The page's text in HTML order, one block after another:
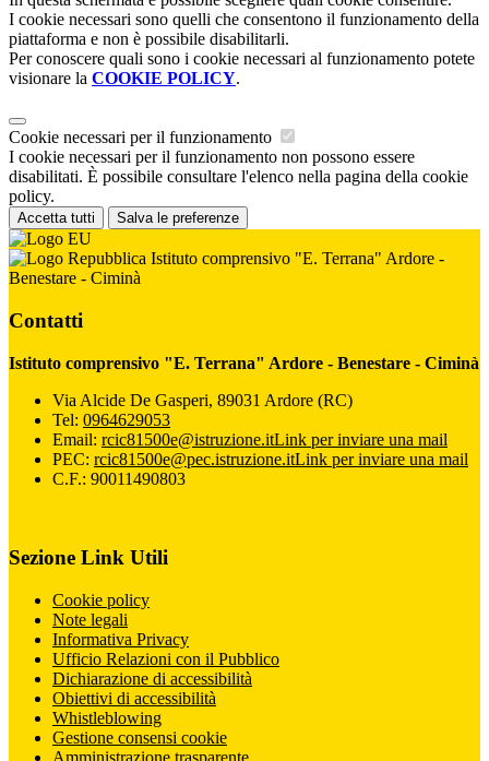
I cookie necessari sono quelli che consentono il funzionamento della
piattaforma e non è possibile disabilitarli.
Per conoscere quali sono i cookie necessari al funzionamento potete
visionare la COOKIE POLICY.
Cookie necessari per il funzionamento
I cookie necessari per il funzionamento non possono essere
disabilitati. È possibile consultare l'elenco nella pagina della cookie
policy.
Accetta tutti Salva le preferenze
Istituto comprensivo "E. Terrana" Ardore -
Benestare - Ciminà
Contatti
Istituto comprensivo "E. Terrana" Ardore - Benestare - Ciminà
Via Alcide De Gasperi, 89031 Ardore (RC)
Tel: 0964629053
Email: rcic81500e@istruzione.itLink per inviare una mail
PEC: rcic81500e@pec.istruzione.itLink per inviare una mail
C.F.: 90011490803
Sezione Link Utili
Cookie policy
Note legali
Informativa Privacy
Ufficio Relazioni con il Pubblico
Dichiarazione di accessibilità
Obiettivi di accessibilità
Whistleblowing
Gestione consensi cookie
Amministrazione trasparente